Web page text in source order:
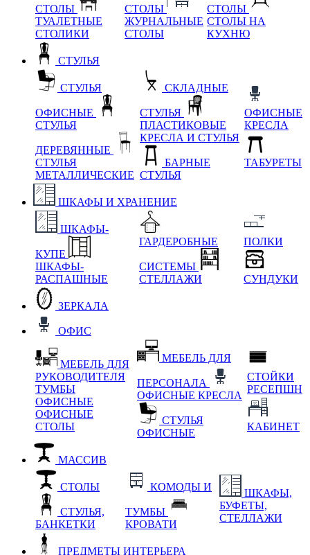
СТОЛЫ
ТУАЛЕТНЫЕ
СТОЛИКИ
СТОЛЫ
ЖУРНАЛЬНЫЕ
СТОЛЫ
СТОЛЫ
СТОЛЫ НА
КУХНЮ
СТУЛЬЯ
СТУЛЬЯ
ОФИСНЫЕ
СТУЛЬЯ
ДЕРЕВЯННЫЕ
СТУЛЬЯ
МЕТАЛЛИЧЕСКИЕ
СКЛАДНЫЕ
СТУЛЬЯ
ПЛАСТИКОВЫЕ
КРЕСЛА И СТУЛЬЯ
БАРНЫЕ
СТУЛЬЯ
ОФИСНЫЕ
КРЕСЛА
ТАБУРЕТЫ
ШКАФЫ И ХРАНЕНИЕ
ШКАФЫ-
КУПЕ
ШКАФЫ-
РАСПАШНЫЕ
ГАРДЕРОБНЫЕ
СИСТЕМЫ
СТЕЛЛАЖИ
ПОЛКИ
СУНДУКИ
ЗЕРКАЛА
ОФИС
МЕБЕЛЬ ДЛЯ
РУКОВОДИТЕЛЯ
ТУМБЫ
ОФИСНЫЕ
ОФИСНЫЕ
СТОЛЫ
МЕБЕЛЬ ДЛЯ
ПЕРСОНАЛА
ОФИСНЫЕ КРЕСЛА
СТУЛЬЯ
ОФИСНЫЕ
СТОЙКИ
РЕСЕПШН
КАБИНЕТ
МАССИВ
СТОЛЫ
СТУЛЬЯ,
БАНКЕТКИ
КОМОДЫ И
ТУМБЫ
КРОВАТИ
ШКАФЫ,
БУФЕТЫ,
СТЕЛЛАЖИ
ПРЕДМЕТЫ ИНТЕРЬЕРА